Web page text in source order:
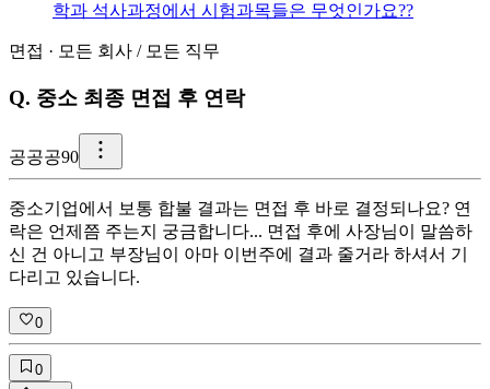
학과 석사과정에서 시험과목들은 무엇인가요??
면접 · 모든 회사 / 모든 직무
Q. 중소 최종 면접 후 연락
공공공90
중소기업에서 보통 합불 결과는 면접 후 바로 결정되나요? 연
락은 언제쯤 주는지 궁금합니다... 면접 후에 사장님이 말씀하
신 건 아니고 부장님이 아마 이번주에 결과 줄거라 하셔서 기
다리고 있습니다.
0
0